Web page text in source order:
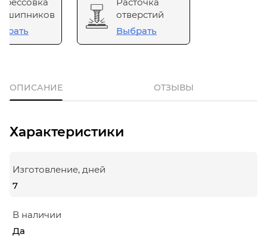
отверстий
Выбрать
ОПИСАНИЕ ОТЗЫВЫ
Характеристики
Изготовление, дней
7
В наличии
Да